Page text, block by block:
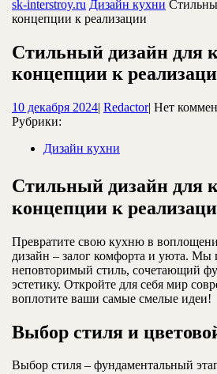
sk-interstroy.ru Дизайн кухни
концепции к реализации
Стильный дизайн для
концепции к
10 декабря 202410
| RedactorRedactor
| Нет
Рубрики:
Дизайн кухни
Стильный дизайн для
концепции к
Превратите свою кухню в
дизайн – залог комфорта и уюта. Мы
неповторимый стиль, сочетающий
эстетику. Откройте для себя мир
воплотите ваши самые смелые идеи!
Выбор стиля и
Выбор стиля – фундаментальный